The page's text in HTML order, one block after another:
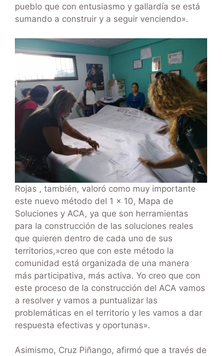
pueblo que con entusiasmo y gallardía se está
sumando a construir y a seguir venciendo».
Rojas , también, valoró como muy importante
este nuevo método del 1 x 10, Mapa de
Soluciones y ACA, ya que son herramientas
para la construcción de las soluciones reales
que quieren dentro de cada uno de sus
territorios,»creo que con este método la
comunidad está organizada de una manera
más participativa, más activa. Yo creo que con
este proceso de la construcción del ACA vamos
a resolver y vamos a puntualizar las
problemáticas en el territorio y les vamos a dar
respuesta efectivas y oportunas».
Asimismo, Cruz Piñango, afirmó que a través de